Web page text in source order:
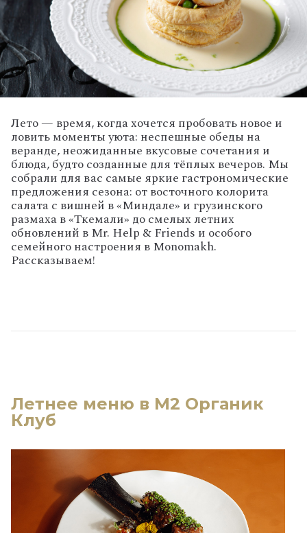
Лето— время,когдахочется пробоватьновое и
ловитьмоментыуюта: неспешные обеды на
веранде,неожиданные вкусовые сочетания и
блюда,будтосозданные для тёплых вечеров. Мы
собрали для вас самые яркие гастрономические
предложения сезона: отвосточногоколорита
салатас вишней в«Миндале» и грузинского
размахав«Ткемали» досмелыхлетних
обновлений вMr. Help & Friends и особого
семейногонастроения вMonomakh.
Рассказываем!
Летнее меню в M2 Органик
Клуб